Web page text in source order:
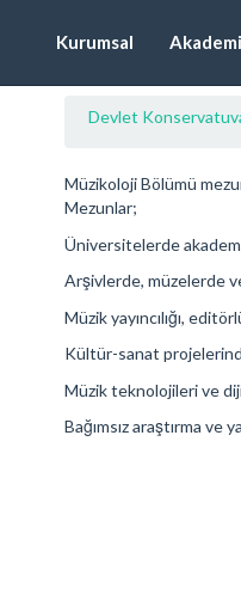
Kurumsal
Devlet
Müzikoloji Bölümü
Mezunlar;
Üniversitelerde
Arşivlerde, müzelerde
Müzik yayıncılığı,
Kültür-sanat
Müzik teknolojileri ve
Bağımsız araştırma ve